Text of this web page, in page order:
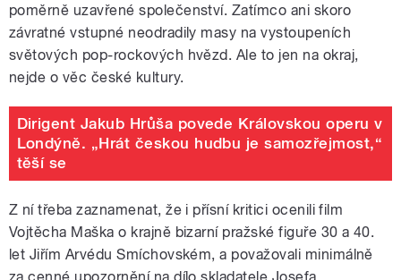
poměrně uzavřené společenství. Zatímco ani skoro
závratné vstupné neodradily masy na vystoupeních
světových pop-rockových hvězd. Ale to jen na okraj,
nejde o věc české kultury.
Dirigent Jakub Hrůša povede Královskou operu v
Londýně. „Hrát českou hudbu je samozřejmost,“
těší se
Z ní třeba zaznamenat, že i přísní kritici ocenili film
Vojtěcha Maška o krajně bizarní pražské figuře 30 a 40.
let Jiřím Arvédu Smíchovském, a považovali minimálně
za cenné upozornění na dílo skladatele Josefa